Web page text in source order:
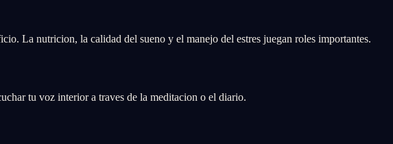
La nutricion, la calidad del sueno y el manejo del estres juegan roles importantes.
tu voz interior a traves de la meditacion o el diario.